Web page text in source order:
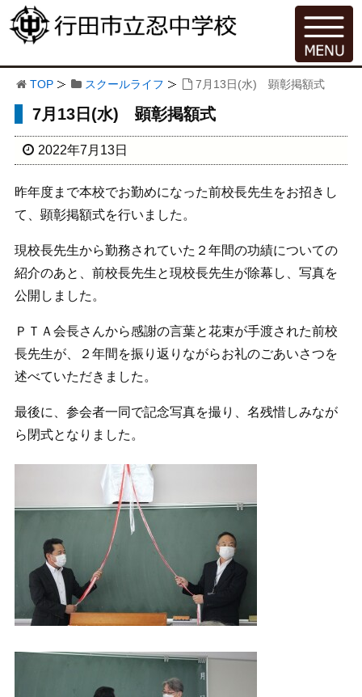
TOP スクールライフ 7月13日(水) 顕彰掲額式
7月13日(水) 顕彰掲額式
2022年7月13日
昨年度まで本校でお勤めになった前校長先生をお招きし
て、顕彰掲額式を行いました。
現校長先生から勤務されていた２年間の功績についての
紹介のあと、前校長先生と現校長先生が除幕し、写真を
公開しました。
ＰＴＡ会長さんから感謝の言葉と花束が手渡された前校
長先生が、２年間を振り返りながらお礼のごあいさつを
述べていただきました。
最後に、参会者一同で記念写真を撮り、名残惜しみなが
ら閉式となりました。